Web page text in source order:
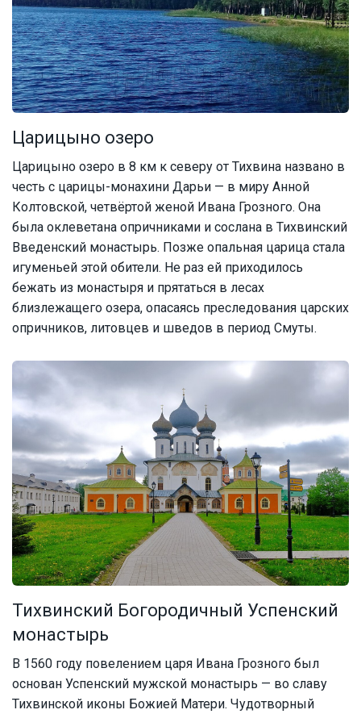
Царицыно озеро
Царицыно озеро в 8 км к северу от Тихвина названо в
честь с царицы-монахини Дарьи — в миру Анной
Колтовской, четвёртой женой Ивана Грозного. Она
была оклеветана опричниками и сослана в Тихвинский
Введенский монастырь. Позже опальная царица стала
игуменьей этой обители. Не раз ей приходилось
бежать из монастыря и прятаться в лесах
близлежащего озера, опасаясь преследования царских
опричников, литовцев и шведов в период Смуты.
Тихвинский Богородичный Успенский
монастырь
В 1560 году повелением царя Ивана Грозного был
основан Успенский мужской монастырь — во славу
Тихвинской иконы Божией Матери. Чудотворный